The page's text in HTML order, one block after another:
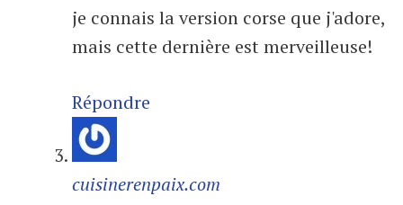
je connais la version corse que j'adore,
mais cette dernière est merveilleuse!
Répondre
cuisinerenpaix.com